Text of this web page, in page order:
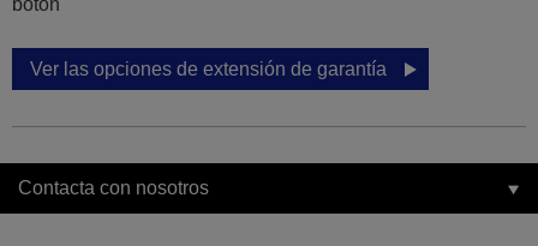
botón
Ver las opciones de extensión de garantía
Contacta con nosotros